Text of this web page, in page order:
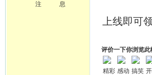
注
息
上线即可
评价一下你浏览
精彩 感动 搞笑